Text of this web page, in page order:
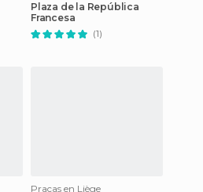
Plaza de la República
Francesa
(1)
Praças en Liège